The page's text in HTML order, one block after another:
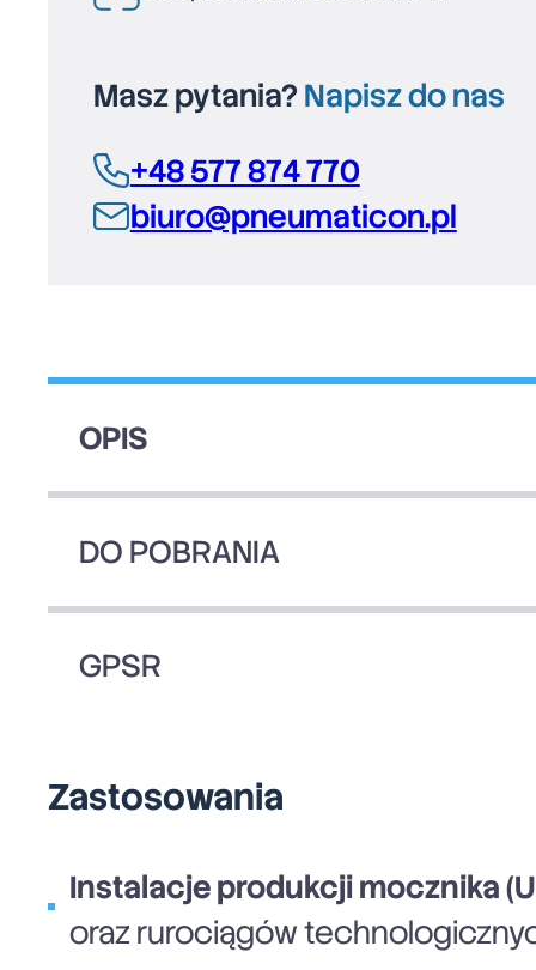
Masz pytania? Napisz do nas
+48 577 874 770
biuro@pneumaticon.pl
OPIS
DO POBRANIA
GPSR
Zastosowania
Instalacje produkcji mocznika
oraz rurociągów